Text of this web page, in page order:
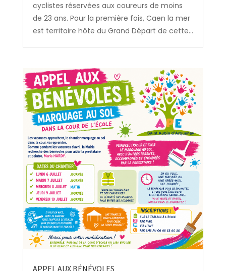
cyclistes réservées aux coureurs de moins
de 23 ans. Pour la première fois, Caen la mer
est territoire hôte du Grand Départ de cette...
APPEL AUX BÉNÉVOLES